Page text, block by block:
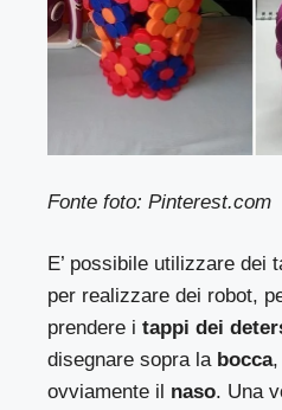
Fonte foto: Pinterest.com
E’ possibile utilizzare dei
per realizzare dei robot,
prendere itappi dei
disegnare sopra labocca
ovviamente il naso. Una